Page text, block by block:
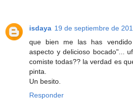
isdaya 19 de septiembre de
que bien me las has
aspecto y delicioso bocado"...
comiste todas?? la verdad es
pinta.
Un besito.
Responder